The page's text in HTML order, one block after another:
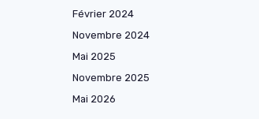
Février 2024
Novembre 2024
Mai 2025
Novembre 2025
Mai 2026